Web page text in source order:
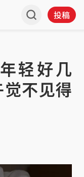
投稿
轻好几
不见得